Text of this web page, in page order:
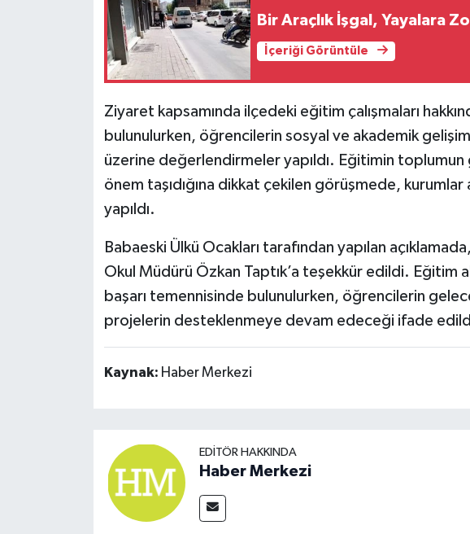
Bir Araçlık İşgal, Yayalara
İçeriği Görüntüle
Ziyaret kapsamında ilçedeki eğitim çalışmaları
bulunulurken, öğrencilerin sosyal ve akademik
üzerine değerlendirmeler yapıldı. Eğitimin toplumun
önem taşıdığına dikkat çekilen görüşmede,
yapıldı.
Babaeski Ülkü Ocakları tarafından yapılan
Okul Müdürü Özkan Taptık’a teşekkür edildi. Eğitim
başarı temennisinde bulunulurken, öğrencilerin
projelerin desteklenmeye devam edeceği ifade
Kaynak: Haber Merkezi
EDITÖR HAKKINDA
Haber Merkezi